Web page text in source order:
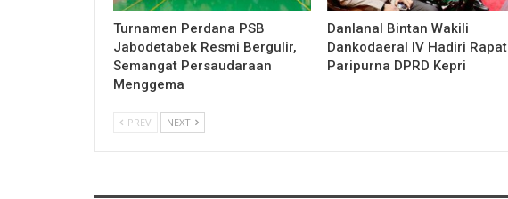
Turnamen Perdana PSB
Jabodetabek Resmi Bergulir,
Semangat Persaudaraan
Menggema
Danlanal Bintan Wakili
Dankodaeral IV Hadiri Rapat
Paripurna DPRD Kepri
PREV NEXT